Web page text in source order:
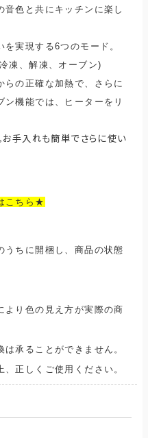
色と共にキッチンに楽し
実現する6つのモード。
凍、解凍、オーブン)
らの正確な加熱で、さらに
機能では、ヒーターをリ
手入れも簡単でさらに使い
こちら★
うちに開梱し、商品の状態
より色の見え方が実際の商
承ることができません。
正しくご使用ください。